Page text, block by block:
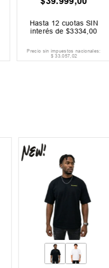
Hasta 12 cuotas SIN
interés de$3334 ,00
Precio sin impuestos nacionales:
$ 33.057,02